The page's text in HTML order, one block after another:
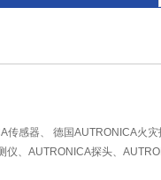
传感器、 德国AUTRONICA火灾
仪、AUTRONICA探头、